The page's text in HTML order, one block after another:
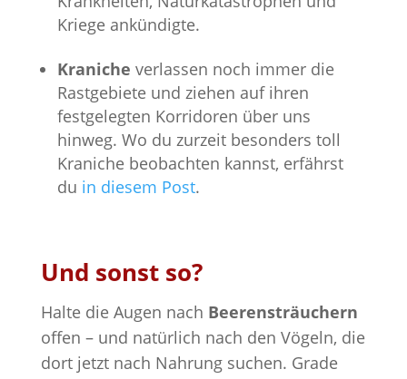
Kriege ankündigte.
Kraniche verlassen noch immer die
Rastgebiete und ziehen auf ihren
festgelegten Korridoren über uns
hinweg. Wo du zurzeit besonders toll
Kraniche beobachten kannst, erfährst
du in diesem Post.
Und sonst so?
Halte die Augen nach Beerensträuchern
offen – und natürlich nach den Vögeln, die
dort jetzt nach Nahrung suchen. Grade